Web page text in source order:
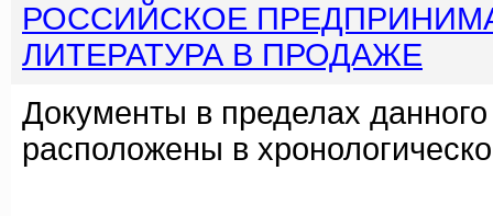
РОССИЙСКОЕ
ЛИТЕРАТУРА В ПРОДАЖЕ
Документы в пределах
расположены в